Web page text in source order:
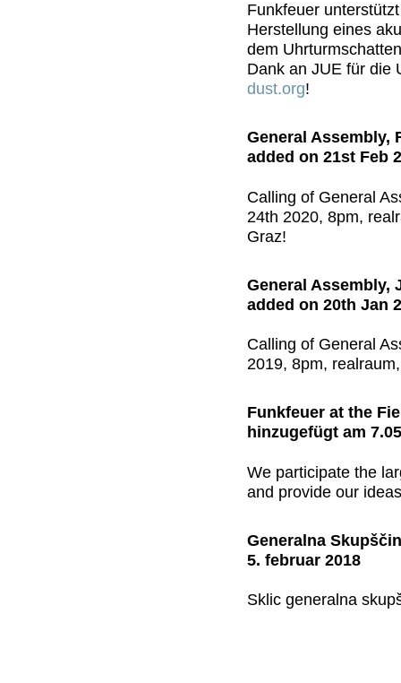
Funkfeuer
Herstellung eines
dem
Dank an JUE für die
dust.org!
General Assembly,
added on 21st Feb
Calling of General
24th 2020, 8pm,
Graz!
General Assembly,
added on 20th Jan
Calling of General
2019, 8pm,
Funkfeuer at the
hinzugefügt am
We participate the
and provide our
Generalna
5. februar 2018
Sklic generalna